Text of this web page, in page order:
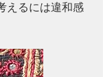
えるには違和感